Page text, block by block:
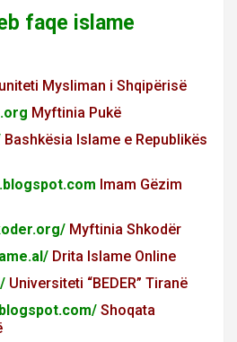
faqe islame
Mysliman i Shqipërisë
Myftinia Pukë
Bashkësia Islame e Republikës
Imam Gëzim
Myftinia Shkodër
Drita Islame Online
Universiteti “BEDER” Tiranë
Shoqata